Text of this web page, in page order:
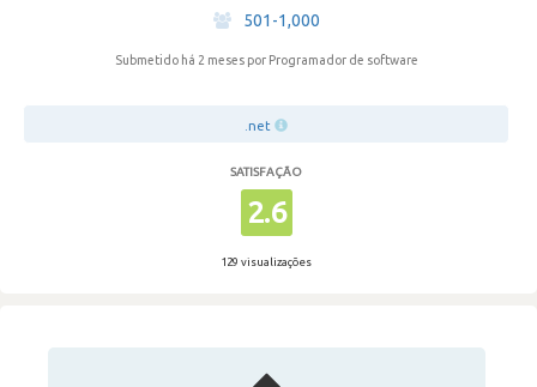
·
501-1,000
Submetido há 2 meses por Programador de software
.net
SATISFAÇÃO
2.6
129 visualizações